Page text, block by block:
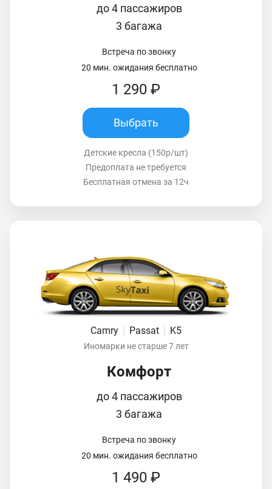
до 4 пассажиров
3 багажа
Встреча по звонку
20 мин. ожидания бесплатно
1 290 ₽
Выбрать
Детские кресла (150р/шт)
Предоплата не требуется
Бесплатная отмена за 12ч
Camry Passat K5
Иномарки не старше 7 лет
Комфорт
до 4 пассажиров
3 багажа
Встреча по звонку
20 мин. ожидания бесплатно
1 490 ₽